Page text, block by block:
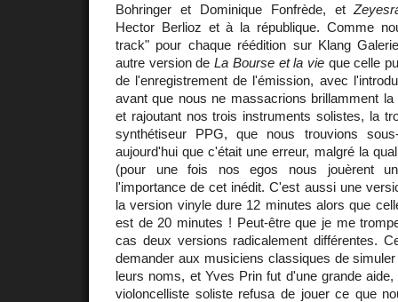
Bohringer et Dominique Fonfrède, et
Hector Berlioz et à la république. Comme
track" pour chaque réédition sur Klang
autre version deLa Bourse et la vie que celle
de l'enregistrement de l'émission, avec
avant que nous ne massacrions brillamment la
et rajoutant nos trois instruments solistes, la
synthétiseur PPG, que nous trouvions
aujourd'hui que c'était une erreur, malgré la
(pour une fois nos egos nous jouèrent
l'importance de cet inédit. C'est aussi une
la version vinyle dure 12 minutes alors que
est de 20 minutes ! Peut-être que je me
cas deux versions radicalement différentes.
demander aux musiciens classiques de
leurs noms, et Yves Prin fut d'une grande
violoncelliste soliste refusa de jouer ce que